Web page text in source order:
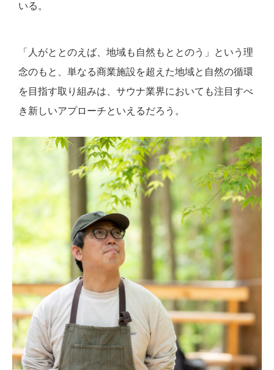
いる。
「人がととのえば、地域も自然もととのう」という理
念のもと、単なる商業施設を超えた地域と自然の循環
を目指す取り組みは、サウナ業界においても注目すべ
き新しいアプローチといえるだろう。